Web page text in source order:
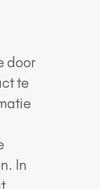
door
te
In